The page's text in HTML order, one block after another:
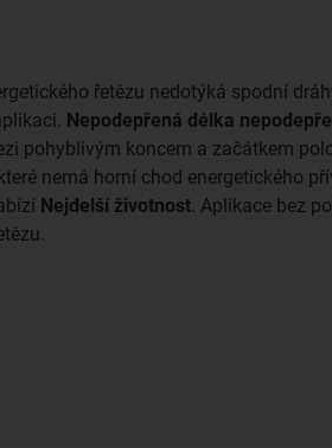
řetězu nedotýká spodní
Nepodepřená délka
pohyblivým koncem a začátkem
nemá horní chod energetického
Nejdelší životnost. Aplikace bez